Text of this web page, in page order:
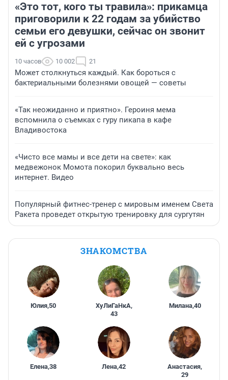
«Это тот, кого ты травила»: прикамца
приговорили к 22 годам за убийство
семьи его девушки, сейчас он звонит
ей с угрозами
10 часов 10 002 21
Может столкнуться каждый. Как бороться с
бактериальными болезнями овощей — советы
«Так неожиданно и приятно». Героиня мема
вспомнила о съемках с гуру пикапа в кафе
Владивостока
«Чисто все мамы и все дети на свете»: как
медвежонок Момота покорил буквально весь
интернет. Видео
Популярный фитнес-тренер с мировым именем Света
Ракета проведет открытую тренировку для сургутян
ЗНАКОМСТВА
Юлия,50 ХуЛиГаНкА,
43
Милана,40
Елена,38 Лена,42 Анастасия,
29